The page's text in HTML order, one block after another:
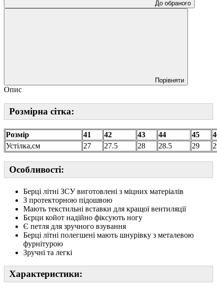
До обраного
Порівняти
Опис
Розмірна сітка:
Розмір 41 42 43 44 45
Устілка,см
27 27.5 28 28.5 29
Особливості:
Берці літні ЗСУ виготовлені з міцних матеріалів
З протекторною підошвою
Мають текстильні вставки для кращої вентиляції
Бєрци койот надійно фіксують ногу
Є петля для зручного взування
Берці літні полегшені мають шнурівку з металевою
фурнітурою
Зручні та легкі
Характеристики: